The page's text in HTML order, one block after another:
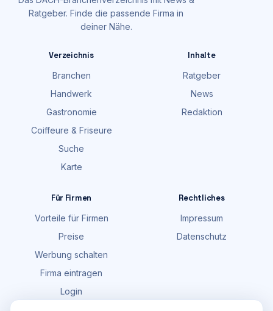
Ratgeber. Finde die passende Firma in
deiner Nähe.
Verzeichnis
Branchen
Handwerk
Gastronomie
Coiffeure & Friseure
Suche
Karte
Inhalte
Ratgeber
News
Redaktion
Für Firmen
Vorteile für Firmen
Preise
Werbung schalten
Firma eintragen
Login
Rechtliches
Impressum
Datenschutz